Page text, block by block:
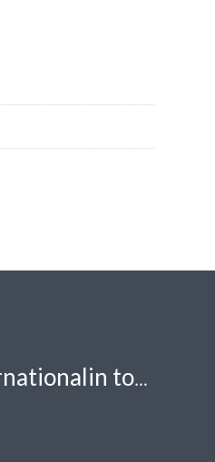
Laura McVeigh valittu PEN Internationalin toiminnanjohtajaksi